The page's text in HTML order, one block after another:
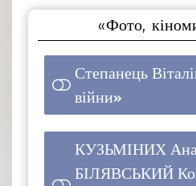
«Фото,
Степанець
війни»
КУЗЬМІНИХ
БІЛЯВСЬКИЙ